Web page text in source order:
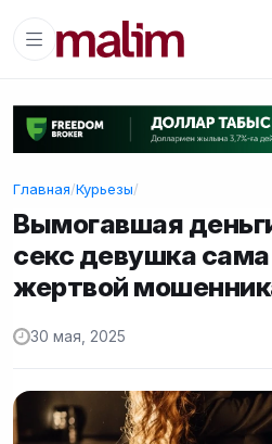
Главная/Курьезы/
Вымогавшая
секс девушка
жертвой
30 мая, 2025